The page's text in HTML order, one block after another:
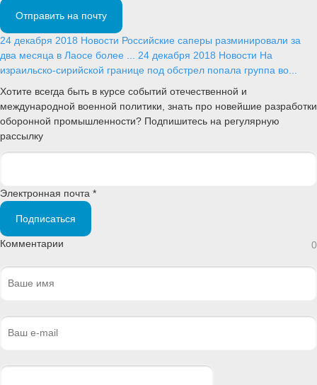
Отправить на почту
24 декабря 2018 Новости Российские саперы разминировали за
два месяца в Лаосе более ... 24 декабря 2018 Новости На
израильско-сирийской границе под обстрел попала группа во...
Хотите всегда быть в курсе событий отечественной и
международной военной политики, знать про новейшие разработки
оборонной промышленности? Подпишитесь на регулярную
рассылку
Электронная почта *
Подписаться
Комментарии 0